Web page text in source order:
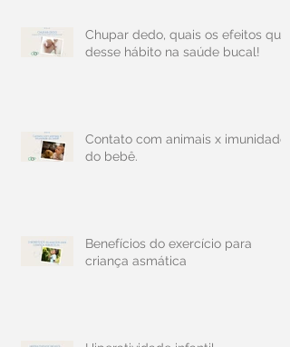
Chupar dedo, quais os efeitos que
desse hábito na saúde bucal!
Contato com animais x imunidade
do bebê.
Benefícios do exercício para
criança asmática